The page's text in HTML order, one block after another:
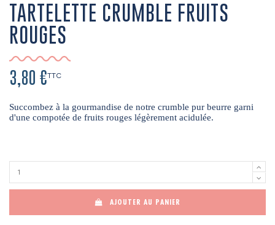
TARTELETTE CRUMBLE FRUITS
ROUGES
3,80 €TTC
Succombez à la gourmandise de notre crumble pur beurre garni
d'une compotée de fruits rouges légèrement acidulée.
AJOUTER AU PANIER